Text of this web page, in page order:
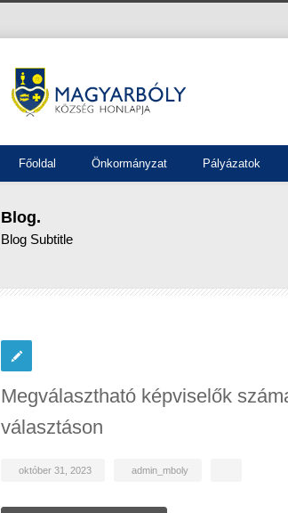
Főoldal Önkormányzat Pályázatok
Blog.
Blog Subtitle
Megválasztható képviselők
választáson
október 31, 2023 admin_mboly